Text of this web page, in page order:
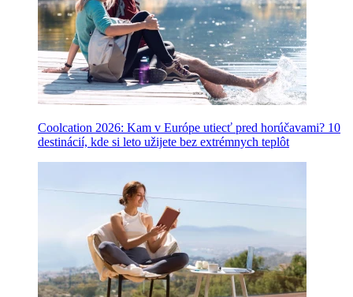
Coolcation 2026: Kam v Európe utiecť pred horúčavami? 10
destinácií, kde si leto užijete bez extrémnych teplôt